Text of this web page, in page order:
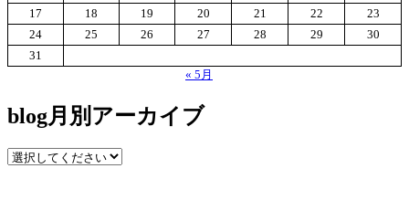
17
18 19 20 21 22
23
24
25 26 27 28 29
30
31
« 5月
blog月別アーカイブ